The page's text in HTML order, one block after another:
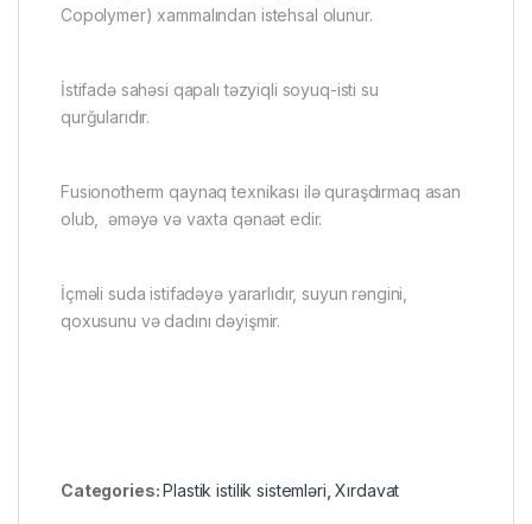
Copolymer) xammalından istehsal olunur.
İstifadə sahəsi qapalı təzyiqli soyuq-isti su
qurğularıdır.
Fusionotherm qaynaq texnikası ilə quraşdırmaq asan
olub, əməyə və vaxta qənaət edir.
İçməli suda istifadəyə yararlıdır, suyun rəngini,
qoxusunu və dadını dəyişmir.
Categories:Plastik istilik sistemləri ,Xırdavat